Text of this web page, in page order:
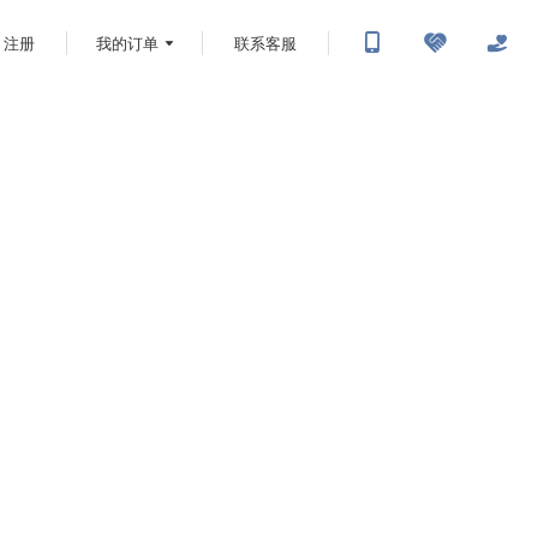
注册 我的订单 联系客服